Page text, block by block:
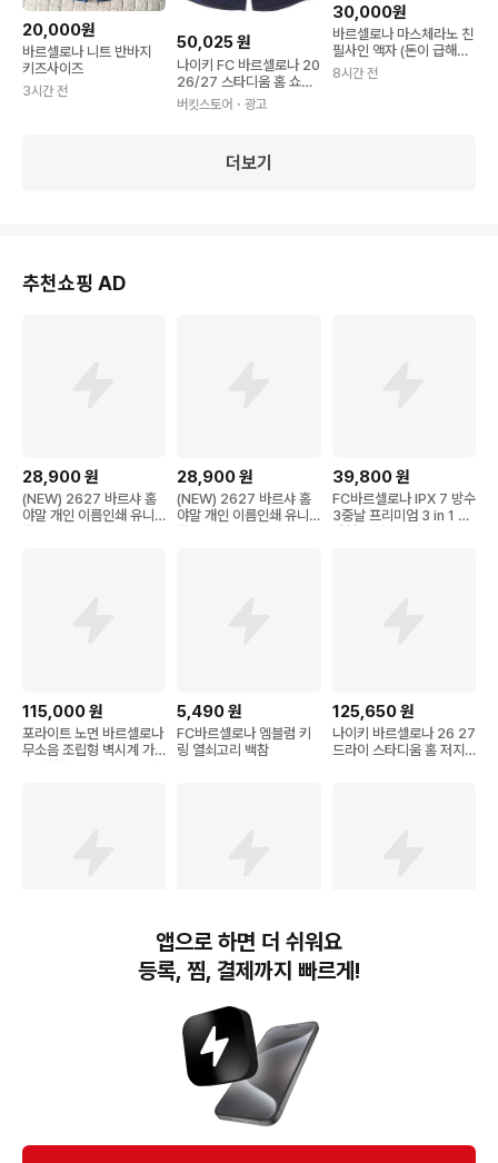
20,000원
바르셀로나 니트 반바지
키즈사이즈
3시간 전
50,025원
나이키 FC 바르셀로나 20
26/27 스타디움 홈 쇼츠
(II1947-498)
버킷스토어 ・광고
30,000원
바르셀로나 마스체라노 친
필사인 액자 (돈이 급해서
오늘만 이 가격에 판매합
니다.)
8시간 전
더보기
추천쇼핑 AD
28,900원
(NEW) 2627 바르샤 홈
야말 개인 이름인쇄 유니
28,900원
(NEW) 2627 바르샤 홈
야말 개인 이름인쇄 유니
39,800원
FC바르셀로나 IPX 7 방수
3중날 프리미엄 3 in 1 일
115,000원
포라이트 노먼 바르셀로나
무소음 조립형 벽시계 가
운데한줄 600mm, 블랙
5,490원
FC바르셀로나 엠블럼 키
링 열쇠고리 백참
125,650원
나이키 바르셀로나 26 27
드라이 스타디움 홈 저지
[선물 추천] 축구 카드 박
13,500원
모두의팩토리 유럽 축구
팀 로고 야광 마우스 장패
15,300
해외 축구팀 응원 삼각 장
식 깃발
번개장터(주) 사업자정보, 이용약관 및 기타 법적고지
번개장터㈜는 통신판매중개자이며, 통신판매의 당사자가 아닙니다. 전자상거래 등에서의
소비자보호에 관한 법률 등 관련 법령 및 번개장터㈜의 약관에 따라 상품, 상품정보, 거래에 관한 책임은
개별 판매자에게 귀속하고, 번개장터㈜는 원칙적으로 회원간 거래에 대하여 책임을 지지 않습니다.
다만, 번개장터㈜가 직접 판매하는 상품에 대한 책임은 번개장터㈜에게 귀속합니다.
앱으로 하면 더 쉬워요
등록, 찜, 결제까지 빠르게!